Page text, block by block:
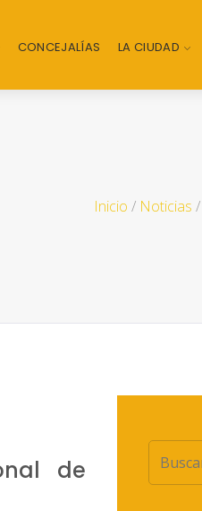
CONCEJALÍAS LA CIUDAD
Inicio / Noticias /
de